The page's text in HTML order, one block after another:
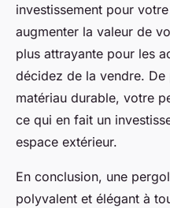
investissement pour
augmenter la valeur de
plus attrayante pour les
décidez de la vendre.
matériau durable, votre
ce qui en fait un
espace extérieur.
En conclusion, une
polyvalent et élégant à